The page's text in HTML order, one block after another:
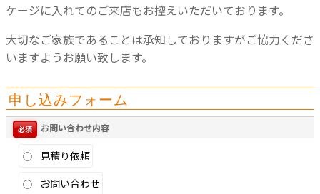
ケージに入れてのご来店もお控えいただいております。
大切なご家族であることは承知しておりますがご協力くださ
いますようお願い致します。
申し込みフォーム
お問い合わせ内容
必須
見積り依頼
お問い合わせ